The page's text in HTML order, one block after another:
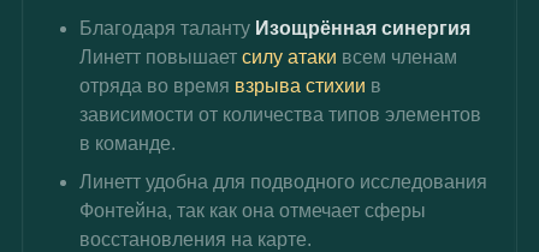
Благодаря таланту Изощрённая синергия
Линетт повышает силу атаки всем членам
отряда во время взрыва стихии в
зависимости от количества типов элементов
в команде.
Линетт удобна для подводного исследования
Фонтейна, так как она отмечает сферы
восстановления на карте.